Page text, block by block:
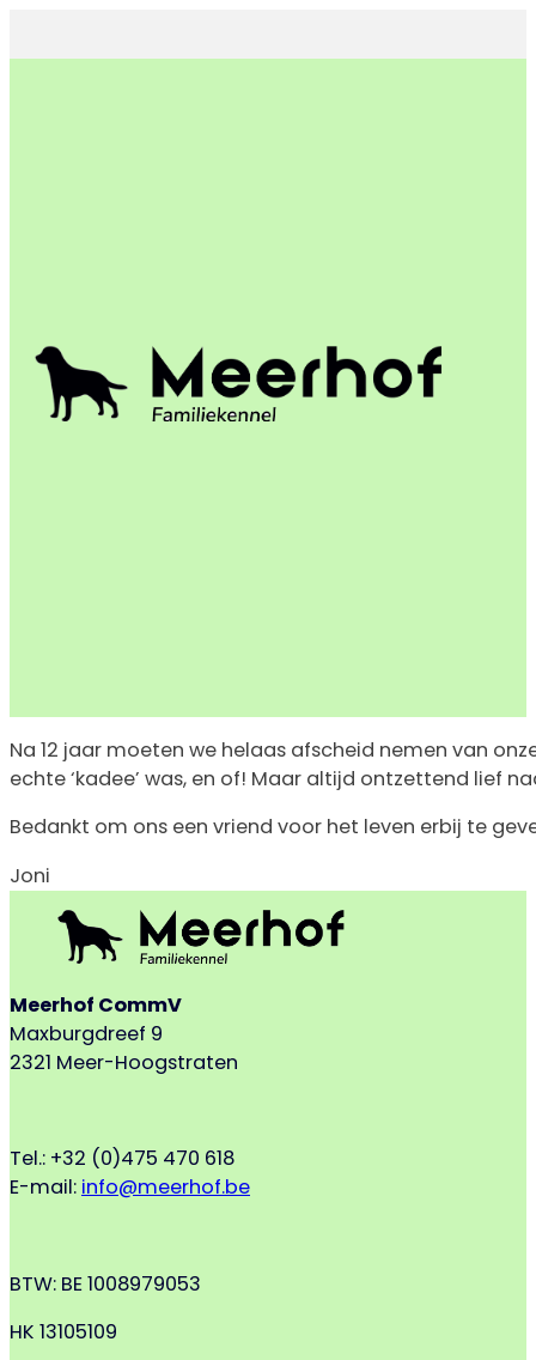
Na 12 jaar moeten we helaas afscheid nemen van
echte ‘kadee’ was, en of! Maar altijd ontzettend lief
Bedankt om ons een vriend voor het leven erbij te
Joni
Meerhof CommV
Maxburgdreef 9
2321 Meer-Hoogstraten
Tel.: +32 (0)475 470 618
E-mail: info@meerhof.be
BTW: BE 1008979053
HK 13105109